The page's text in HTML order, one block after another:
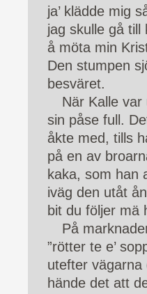
ja’ klädde mig
jag skulle gå till
å möta min
Den stumpen
besväret.
När Kalle
sin påse full.
åkte med, tills
på en av
kaka, som han
iväg den utåt
bit du följer mä
På
”rötter te e’
utefter vägarna
hände det att